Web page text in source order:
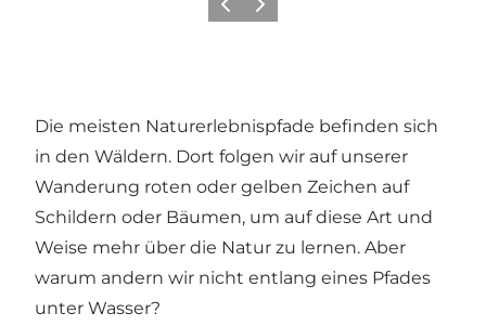
ZurückWeiter
Die meisten Naturerlebnispfade befinden sich
in den Wäldern. Dort folgen wir auf unserer
Wanderung roten oder gelben Zeichen auf
Schildern oder Bäumen, um auf diese Art und
Weise mehr über die Natur zu lernen. Aber
warum andern wir nicht entlang eines Pfades
unter Wasser?